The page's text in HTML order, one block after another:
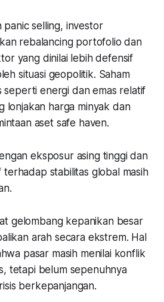
panic selling, investor
rebalancing portofolio dan
yang dinilai lebih defensif
situasi geopolitik. Saham
seperti energi dan emas relatif
lonjakan harga minyak dan
aset safe haven.
eksposur asing tinggi dan
stabilitas global masih
gelombang kepanikan besar
arah secara ekstrem. Hal
pasar masih menilai konflik
tetapi belum sepenuhnya
berkepanjangan.